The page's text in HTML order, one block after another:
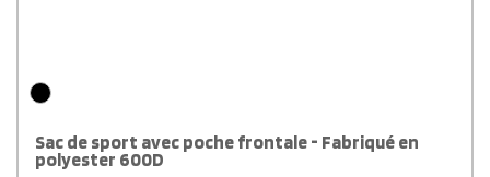
Sac de sport avec poche frontale - Fabriqué en
polyester 600D